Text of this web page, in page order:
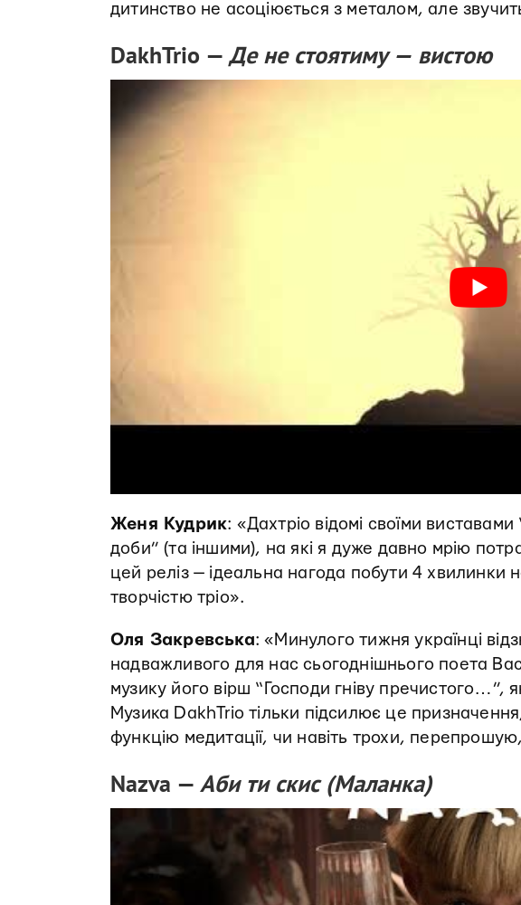
дитинство не асоціюється з металом, але
DakhTrio — Де не стоятиму— вистою
Женя Кудрик: «Дахтріо відомі своїми
доби” (та іншими), на які я дуже давно мрію
цей реліз — ідеальна нагода побути 4 хвилинки
творчістю тріо».
Оля Закревська: «Минулого тижня українці
надважливого для нас сьогоднішнього поета
музику його вірш “Господи гніву пречистого…”,
Музика DakhTrio тільки підсилює це
функцію медитації, чи навіть трохи, перепрошую,
Nazva — Аби ти скис (Маланка)